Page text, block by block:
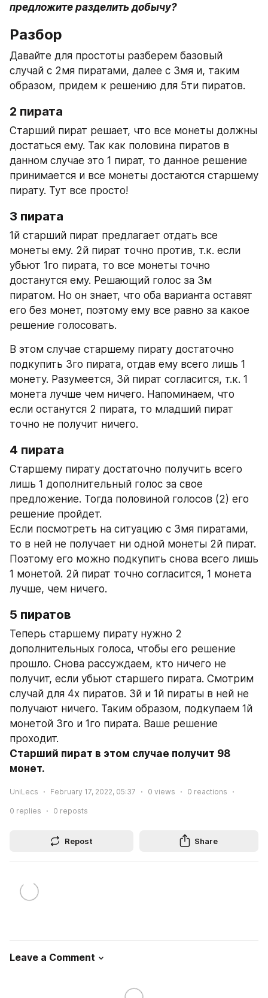
предложите разделить добычу?
Разбор
Давайте для простоты разберем базовый
случай с 2мя пиратами, далее с 3мя и, таким
образом, придем к решению для 5ти пиратов.
2 пирата
Старший пират решает, что все монеты должны
достаться ему. Так как половина пиратов в
данном случае это 1 пират, то данное решение
принимается и все монеты достаются старшему
пирату. Тут все просто!
3 пирата
1й старший пират предлагает отдать все
монеты ему. 2й пират точно против, т.к. если
убьют 1го пирата, то все монеты точно
достанутся ему. Решающий голос за 3м
пиратом. Но он знает, что оба варианта оставят
его без монет, поэтому ему все равно за какое
решение голосовать.
В этом случае старшему пирату достаточно
подкупить 3го пирата, отдав ему всего лишь 1
монету. Разумеется, 3й пират согласится, т.к. 1
монета лучше чем ничего. Напоминаем, что
если останутся 2 пирата, то младший пират
точно не получит ничего.
4 пирата
Старшему пирату достаточно получить всего
лишь 1 дополнительный голос за свое
предложение. Тогда половиной голосов (2) его
решение пройдет.
Если посмотреть на ситуацию с 3мя пиратами,
то в ней не получает ни одной монеты 2й пират.
Поэтому его можно подкупить снова всего лишь
1 монетой. 2й пират точно согласится, 1 монета
лучше, чем ничего.
5 пиратов
Теперь старшему пирату нужно 2
дополнительных голоса, чтобы его решение
прошло. Снова рассуждаем, кто ничего не
получит, если убьют старшего пирата. Смотрим
случай для 4х пиратов. 3й и 1й пираты в ней не
получают ничего. Таким образом, подкупаем 1й
монетой 3го и 1го пирата. Ваше решение
проходит.
Старший пират в этом случае получит 98
монет.
UniLecs February 17, 2022, 05:37 0 views 0 reactions
0 replies 0 reposts
Repost Share
Leave a Comment